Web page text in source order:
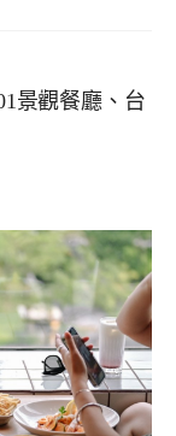
景觀餐廳、台